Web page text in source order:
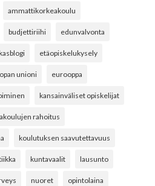
ammattikorkeakoulu
budjettiriihi edunvalvonta
etäopiskelukysely
unioni eurooppa
kansainväliset opiskelijat
rahoitus
koulutuksen saavutettavuus
kuntavaalit lausunto
nuoret opintolaina